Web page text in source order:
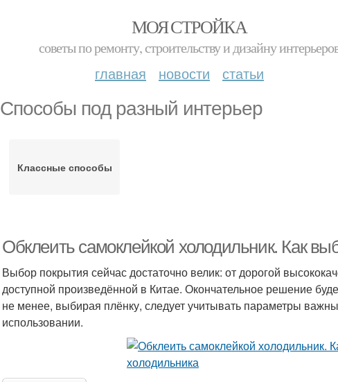
МОЯ СТРОЙКА
советы по ремонту, строительству и дизайну
главная новости статьи
Способы под разный интерьер
Классные способы
Обклеить самоклейкой холодильник. Как
Выбор покрытия сейчас достаточно велик: от дорогой
доступной произведённой в Китае. Окончательное решение
не менее, выбирая плёнку, следует учитывать параметры
использовании.